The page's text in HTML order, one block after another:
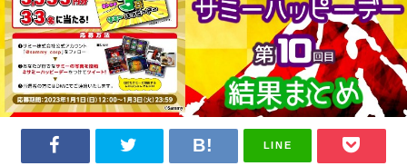
LINE